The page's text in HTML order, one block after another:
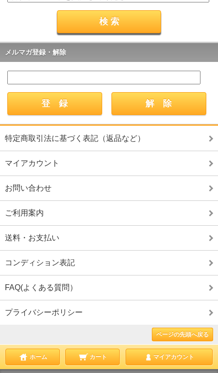
メルマガ登録・解除
特定商取引法に基づく表記（返品など）
マイアカウント
お問い合わせ
ご利用案内
送料・お支払い
コンディション表記
FAQ(よくある質問）
プライバシーポリシー
ページの先頭へ戻る
ホーム カート マイアカウント